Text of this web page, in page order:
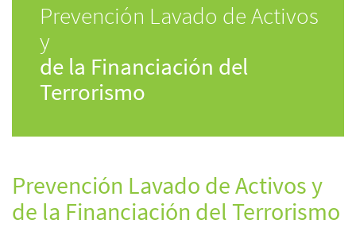
Prevención Lavado de Activos
y
de la Financiación del
Terrorismo
Prevención Lavado de Activos y
de la Financiación del Terrorismo